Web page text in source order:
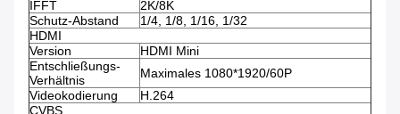
IFFT
2K/8K
Schutz-Abstand
1/4, 1/8, 1/16, 1/32
HDMI
Version
HDMI Mini
Entschließungs-
Verhältnis
Maximales 1080*1920/60P
Videokodierung
H.264
CVBS